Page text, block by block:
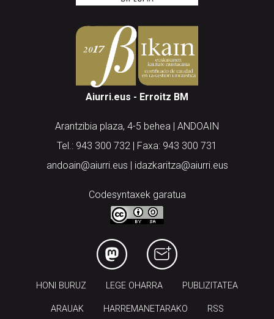
Aiurri.eus - Erroitz BM
Arantzibia plaza, 4-5 behea | ANDOAIN
Tel.: 943 300 732 | Faxa: 943 300 731
andoain@aiurri.eus | idazkaritza@aiurri.eus
Codesyntaxek garatua
HONI BURUZ LEGE OHARRA PUBLIZITATEA
ARAUAK HARREMANETARAKO RSS